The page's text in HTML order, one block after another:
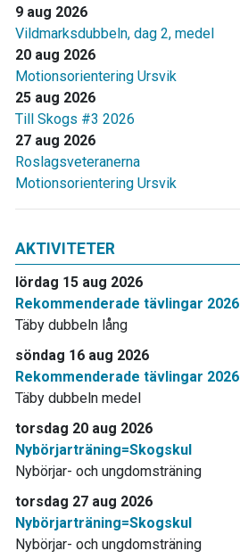
9 aug 2026
Vildmarksdubbeln, dag 2, medel
20 aug 2026
Motionsorientering Ursvik
25 aug 2026
Till Skogs #3 2026
27 aug 2026
Roslagsveteranerna
Motionsorientering Ursvik
AKTIVITETER
lördag 15 aug 2026
Rekommenderade tävlingar 2026
Täby dubbeln lång
söndag 16 aug 2026
Rekommenderade tävlingar 2026
Täby dubbeln medel
torsdag 20 aug 2026
Nybörjarträning=Skogskul
Nybörjar- och ungdomsträning
torsdag 27 aug 2026
Nybörjarträning=Skogskul
Nybörjar- och ungdomsträning